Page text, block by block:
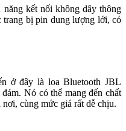
kết nối không dây thông
bị pin dung lượng lới, có
ở đây là loa Bluetooth JBL
Nó có thể mang đến chất
cùng mức giá rất dễ chịu.